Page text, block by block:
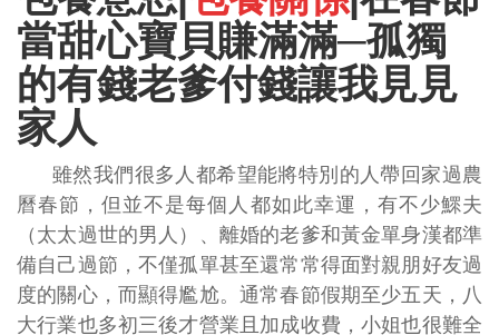
當甜心寶貝賺滿滿─孤獨
的有錢老爹付錢讓我見見
家人
雖然我們很多人都希望能將特別的人帶回家過農
曆春節，但並不是每個人都如此幸運，有不少鰥夫
（太太過世的男人）、離婚的老爹和黃金單身漢都準
備自己過節，不僅孤單甚至還常常得面對親朋好友過
度的關心，而顯得尷尬。通常春節假期至少五天，八
大行業也多初三後才營業且加成收費，小姐也很難全